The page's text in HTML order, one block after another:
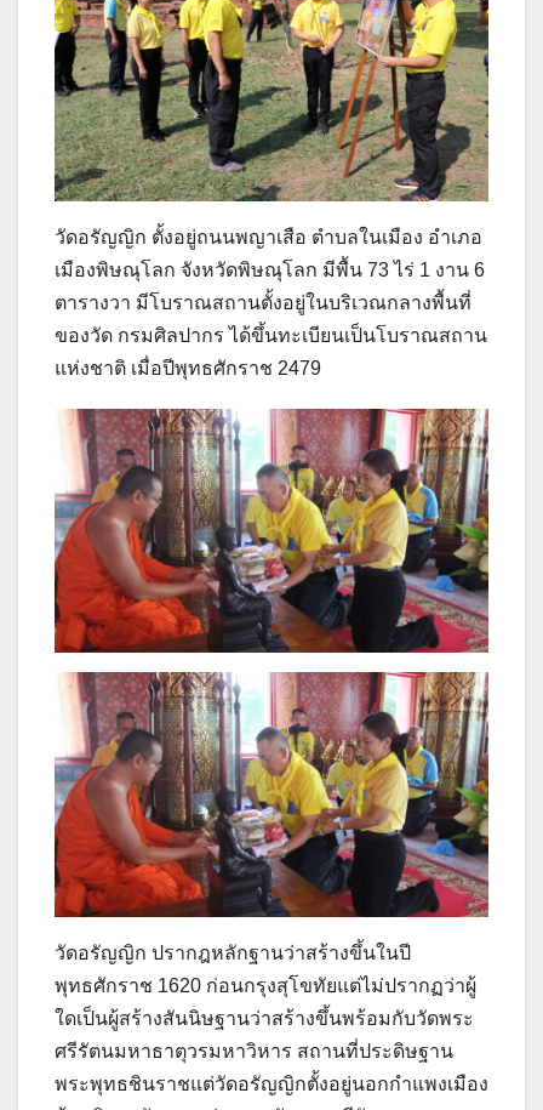
วัดอรัญญิก ตั้งอยู่ถนนพญาเสือ ตำบลในเมือง อำเภอ
เมืองพิษณุโลก จังหวัดพิษณุโลก มีพื้น 73 ไร่ 1 งาน 6
ตารางวา มีโบราณสถานตั้งอยู่ในบริเวณกลางพื้นที่
ของวัด กรมศิลปากร ได้ขึ้นทะเบียนเป็นโบราณสถาน
แห่งชาติ เมื่อปีพุทธศักราช 2479
วัดอรัญญิก ปรากฎหลักฐานว่าสร้างขึ้นในปี
พุทธศักราช 1620 ก่อนกรุงสุโขทัยแต่ไม่ปรากฏว่าผู้
ใดเป็นผู้สร้างสันนิษฐานว่าสร้างขึ้นพร้อมกับวัดพระ
ศรีรัตนมหาธาตุวรมหาวิหาร สถานที่ประดิษฐาน
พระพุทธชินราชแต่วัดอรัญญิกตั้งอยู่นอกกำแพงเมือง